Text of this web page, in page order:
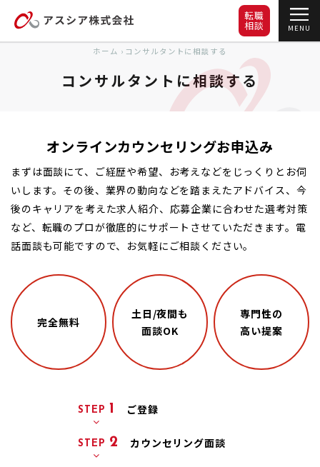
MENU
転職
相談
ホーム › コンサルタントに相談する
コンサルタントに相談する
オンラインカウンセリングお申込み
まずは面談にて、ご経歴や希望、お考えなどをじっくりとお伺
いします。その後、業界の動向などを踏まえたアドバイス、今
後のキャリアを考えた求人紹介、応募企業に合わせた選考対策
など、転職のプロが徹底的にサポートさせていただきます。電
話面談も可能ですので、お気軽にご相談ください。
完全無料
土日/夜間も
面談OK
専門性の
高い提案
STEP 1 ご登録
STEP 2 カウンセリング面談